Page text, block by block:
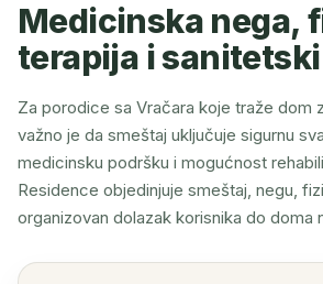
Medicinska nega,
terapija i
Za porodice sa Vračara koje traže dom
važno je da smeštaj uključuje sigurnu
medicinsku podršku i mogućnost
Residence objedinjuje smeštaj, negu,
organizovan dolazak korisnika do doma